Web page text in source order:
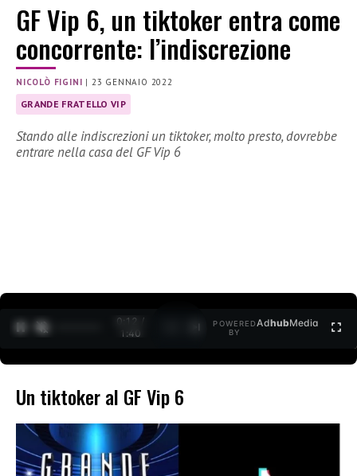
GF Vip 6, un tiktoker entra come
concorrente: l’indiscrezione
NICOLÒ FIGINI | 23 GENNAIO 2022
GRANDE FRATELLO VIP
Stando alle indiscrezioni un tiktoker, molto presto, dovrebbe
entrare nella casa del GF Vip 6
0:12 /
1:40
POWERED
BY
AdhubMedia
Un tiktoker al GF Vip 6